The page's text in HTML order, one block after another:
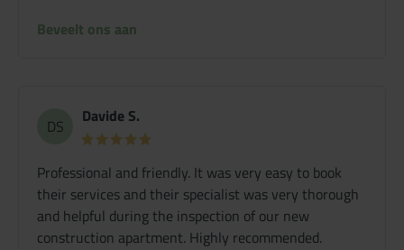
Beveelt ons aan
DS Davide S.
Professional and friendly. It was very easy to book
their services and their specialist was very thorough
and helpful during the inspection of our new
construction apartment. Highly recommended.